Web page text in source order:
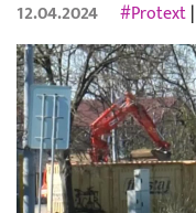
12.04.2024 #Protext